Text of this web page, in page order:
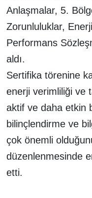
Anlaşmalar, 5.
Zorunluluklar,
Performans
aldı.
Sertifika törenine
enerji verimliliği ve
aktif ve daha etkin
bilinçlendirme ve
çok önemli
düzenlenmesinde
etti.